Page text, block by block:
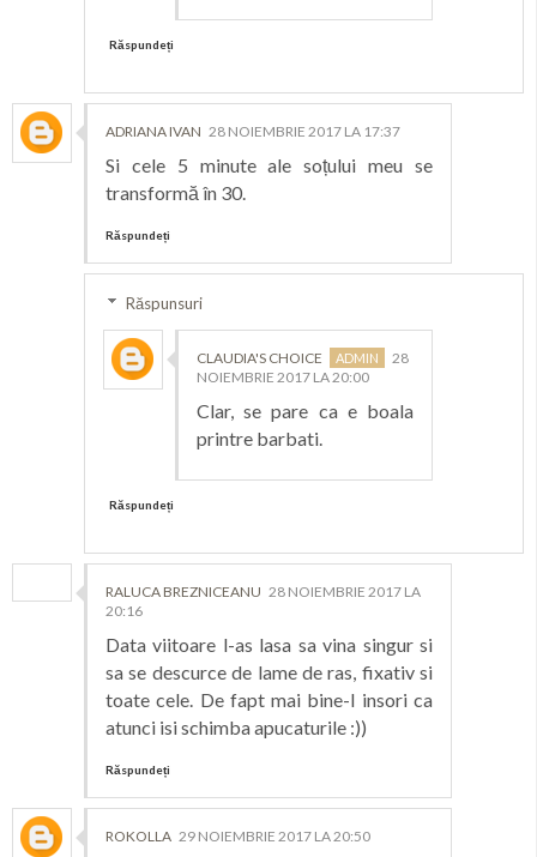
Răspundeți
ADRIANA IVAN 28 NOIEMBRIE 2017 LA 17:37
Si cele 5 minute ale soțului meu se
transformă în 30.
Răspundeți
Răspunsuri
CLAUDIA'S CHOICE
28
NOIEMBRIE 2017 LA 20:00
Clar, se pare ca e boala
printre barbati.
Răspundeți
RALUCA BREZNICEANU 28 NOIEMBRIE 2017 LA
20:16
Data viitoare l-as lasa sa vina singur si
sa se descurce de lame de ras, fixativ si
toate cele. De fapt mai bine-l insori ca
atunci isi schimba apucaturile :))
Răspundeți
ROKOLLA 29 NOIEMBRIE 2017 LA 20:50